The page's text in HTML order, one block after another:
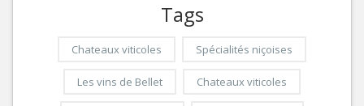
Tags
Chateaux viticoles Spécialités niçoises
Les vins de Bellet Chateaux viticoles